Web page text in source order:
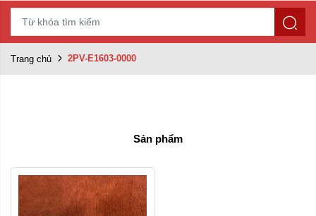
Trang chủ 2PV-E1603-0000
Sản phẩm